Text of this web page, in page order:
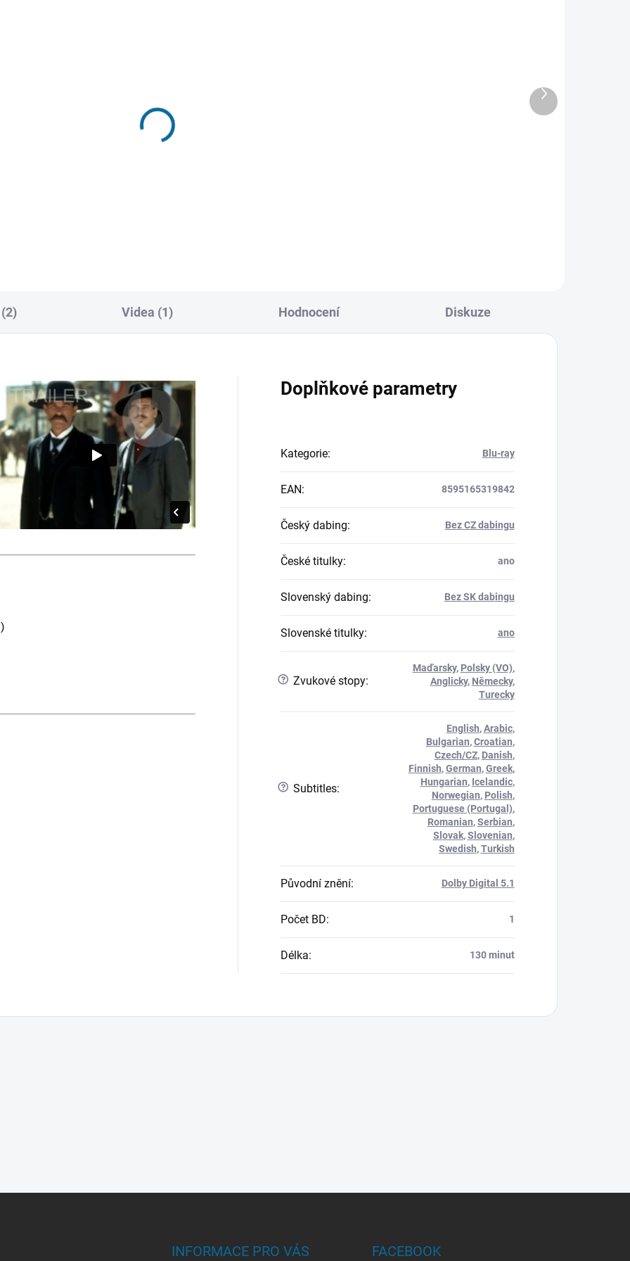
SKLADEM
Další
produkt
Videa (1) Hodnocení Diskuze
Doplňkové parametry
Kategorie: Blu-ray
EAN: 8595165319842
Český dabing: Bez CZ dabingu
České titulky: ano
Slovenský dabing: Bez SK dabingu
Slovenské titulky: ano
? Zvukové stopy:
Maďarsky, Polsky (VO),
Anglicky, Německy,
Turecky
? Subtitles:
English,Arabic,
Bulgarian,Croatian,
Czech/CZ, Danish,
Finnish,German,Greek,
Hungarian, Icelandic,
Norwegian, Polish,
Portuguese (Portugal),
Romanian,Serbian,
Slovak,Slovenian,
Swedish,Turkish
Původní znění: Dolby Digital 5.1
Počet BD: 1
Délka: 130 minut
INFORMACE PRO VÁS FACEBOOK